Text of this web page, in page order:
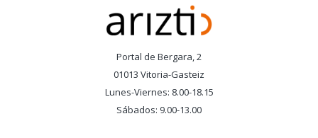
Portal de Bergara, 2
01013 Vitoria-Gasteiz
Lunes-Viernes: 8.00-18.15
Sábados: 9.00-13.00